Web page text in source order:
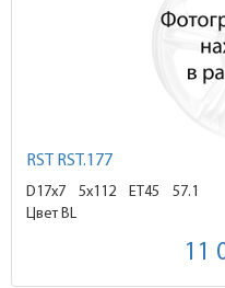
RST RST.177
D17x7 5x112 ET45
57.1
Цвет BL
11